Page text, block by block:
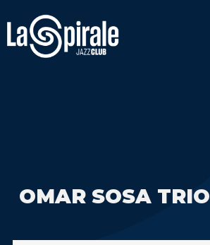
OMAR SOSA TRIO